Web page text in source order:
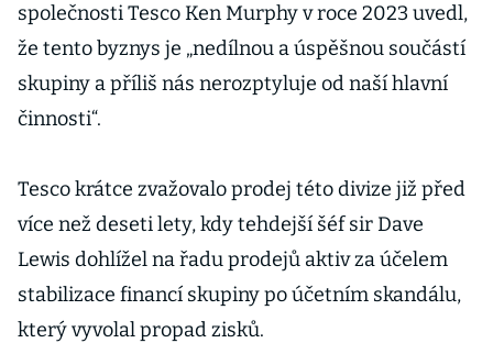
společnosti Tesco Ken Murphy v roce 2023 uvedl,
že tento byznys je „nedílnou a úspěšnou součástí
skupiny a příliš nás nerozptyluje od naší hlavní
činnosti“.
Tesco krátce zvažovalo prodej této divize již před
více než deseti lety, kdy tehdejší šéf sir Dave
Lewis dohlížel na řadu prodejů aktiv za účelem
stabilizace financí skupiny po účetním skandálu,
který vyvolal propad zisků.